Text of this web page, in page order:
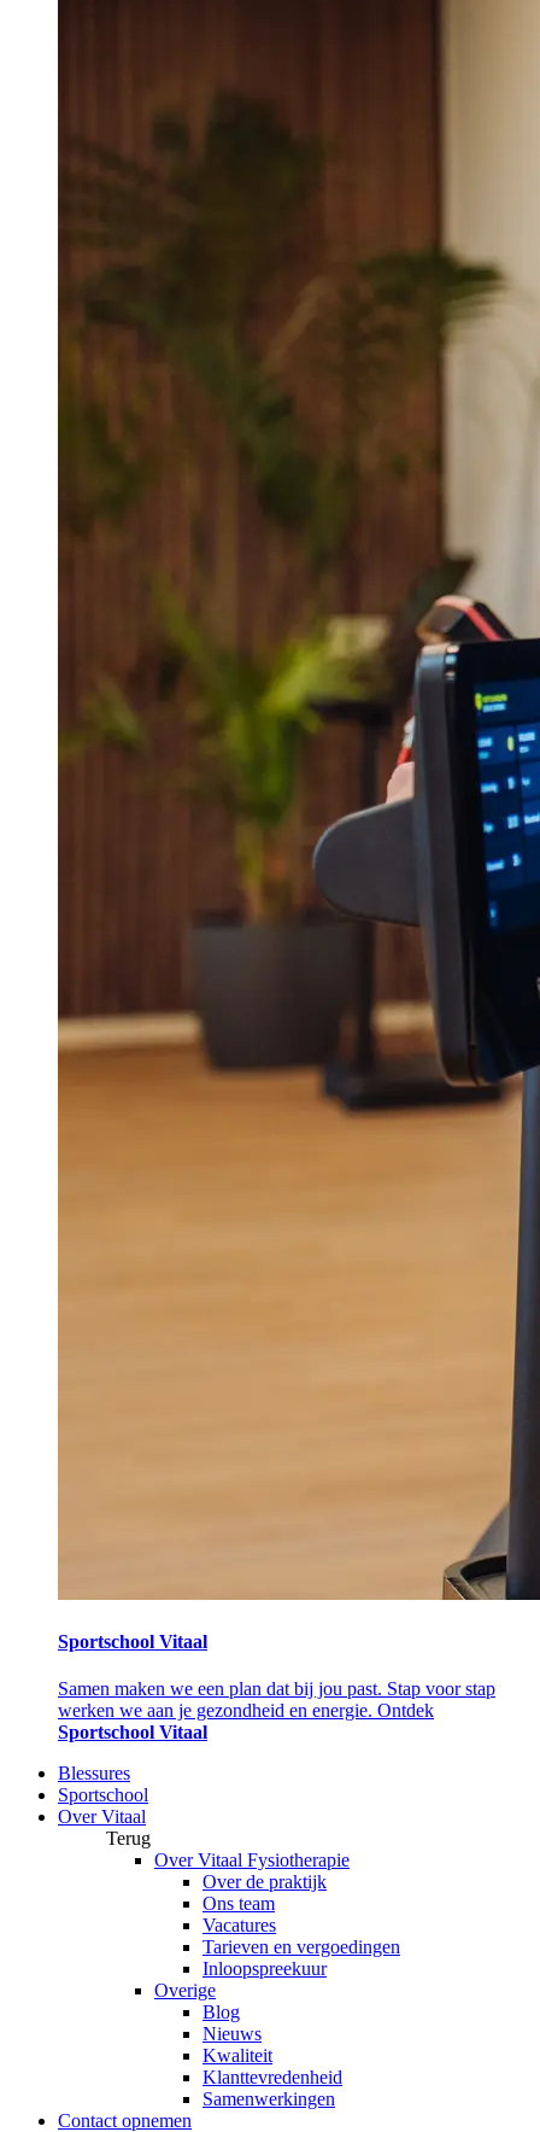
Sportschool Vitaal
Samen maken we een plan dat bij jou past. Stap voor stap
werken we aan je gezondheid en energie. Ontdek
Sportschool Vitaal
Blessures
Sportschool
Over Vitaal
Terug
Over Vitaal Fysiotherapie
Over de praktijk
Ons team
Vacatures
Tarieven en vergoedingen
Inloopspreekuur
Overige
Blog
Nieuws
Kwaliteit
Klanttevredenheid
Samenwerkingen
Contact opnemen